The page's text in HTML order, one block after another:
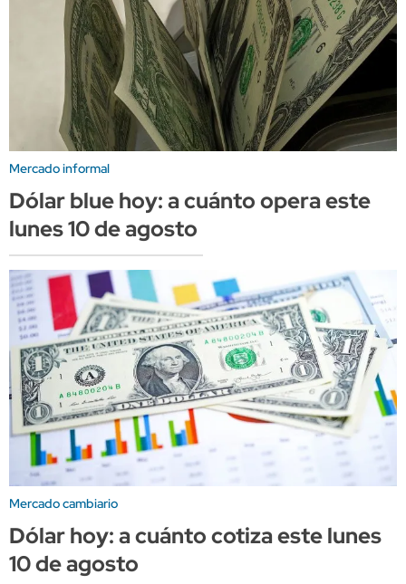
Mercado informal
Dólar blue hoy: a cuánto opera este
lunes 10 de agosto
Mercado cambiario
Dólar hoy: a cuánto cotiza este lunes
10 de agosto